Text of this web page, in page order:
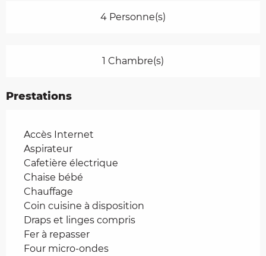
4 Personne(s)
1 Chambre(s)
Prestations
Accès Internet
Aspirateur
Cafetière électrique
Chaise bébé
Chauffage
Coin cuisine à disposition
Draps et linges compris
Fer à repasser
Four micro-ondes